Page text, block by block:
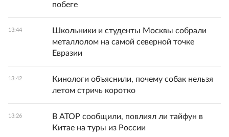
побеге
13:44
Школьники и студенты Москвы собрали
металлолом на самой северной точке
Евразии
13:42
Кинологи объяснили, почему собак нельзя
летом стричь коротко
13:26
В АТОР сообщили, повлиял ли тайфун в
Китае на туры из России